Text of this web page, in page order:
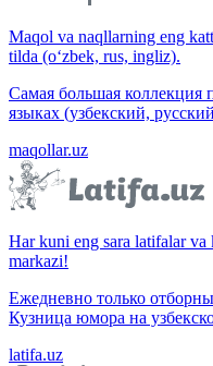
Maqol va naqllarning eng
tilda (o‘zbek, rus, ingliz).
Самая большая коллекция
языках (узбекский,
maqollar.uz
Har kuni eng sara latifalar
markazi!
Ежедневно только
Кузница юмора на
latifa.uz